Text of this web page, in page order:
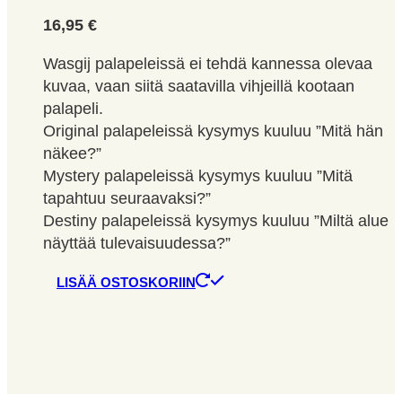
16,95 €
Wasgij palapeleissä ei tehdä kannessa olevaa
kuvaa, vaan siitä saatavilla vihjeillä kootaan
palapeli.
Original palapeleissä kysymys kuuluu ”Mitä hän
näkee?”
Mystery palapeleissä kysymys kuuluu ”Mitä
tapahtuu seuraavaksi?”
Destiny palapeleissä kysymys kuuluu ”Miltä alue
näyttää tulevaisuudessa?”
LISÄÄ OSTOSKORIIN